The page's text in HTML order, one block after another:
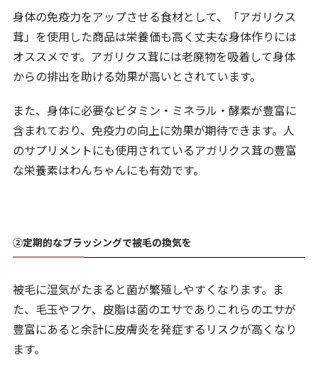
身体の免疫力をアップさせる食材として、「アガリクス
茸」を使用した商品は栄養価も高く丈夫な身体作りには
オススメです。アガリクス茸には老廃物を吸着して身体
からの排出を助ける効果が高いとされています。
また、身体に必要なビタミン・ミネラル・酵素が豊富に
含まれており、免疫力の向上に効果が期待できます。人
のサプリメントにも使用されているアガリクス茸の豊富
な栄養素はわんちゃんにも有効です。
②定期的なブラッシングで被毛の換気を
被毛に湿気がたまると菌が繁殖しやすくなります。ま
た、毛玉やフケ、皮脂は菌のエサでありこれらのエサが
豊富にあると余計に皮膚炎を発症するリスクが高くなり
ます。